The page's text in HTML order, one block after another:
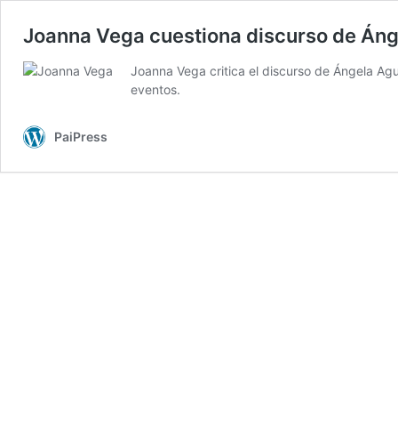
Joanna Vega cuestiona discurso de
Joanna Vega critica el discurso de Ángela
eventos.
PaiPress